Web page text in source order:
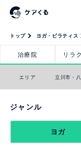
トップ ヨガ・ピラティス
治療院 リラ
エリア 立川市・
ジャンル
ヨガ